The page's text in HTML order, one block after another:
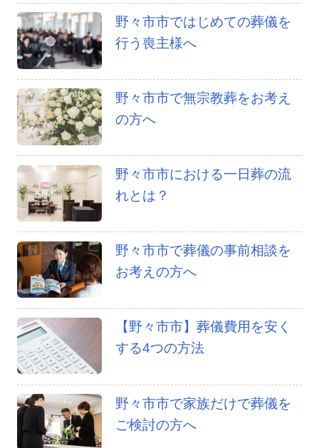
野々市市ではじめての葬儀を
行う喪主様へ
野々市市で無宗教葬をお考え
の方へ
野々市市における一日葬の流
れとは？
野々市市で葬儀の事前相談を
お考えの方へ
【野々市市】葬儀費用を安く
する4つの方法
野々市市で家族だけで葬儀を
ご検討の方へ